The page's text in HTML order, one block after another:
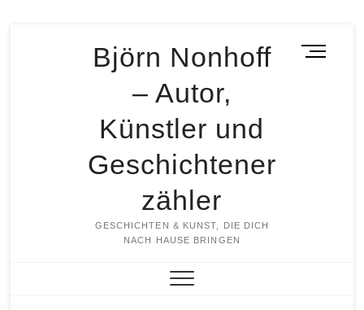
Björn Nonhoff
– Autor,
Künstler und
Geschichtener
zähler
GESCHICHTEN & KUNST, DIE DICH
NACH HAUSE BRINGEN
M